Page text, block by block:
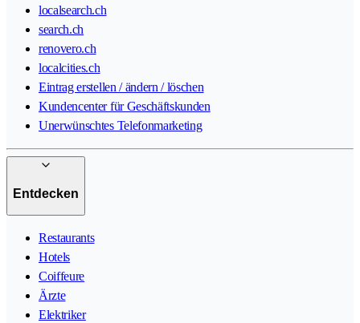
localsearch.ch
search.ch
renovero.ch
localcities.ch
Eintrag erstellen / ändern / löschen
Kundencenter für Geschäftskunden
Unerwünschtes Telefonmarketing
Entdecken
Restaurants
Hotels
Coiffeure
Ärzte
Elektriker